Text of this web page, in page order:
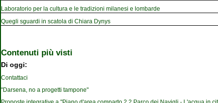
Laboratorio per la cultura e le tradizioni milanesi e lombarde
Quegli sguardi in scatola di Chiara Dynys
Contenuti più visti
Di oggi:
Contattaci
"Darsena, no a progetti tampone"